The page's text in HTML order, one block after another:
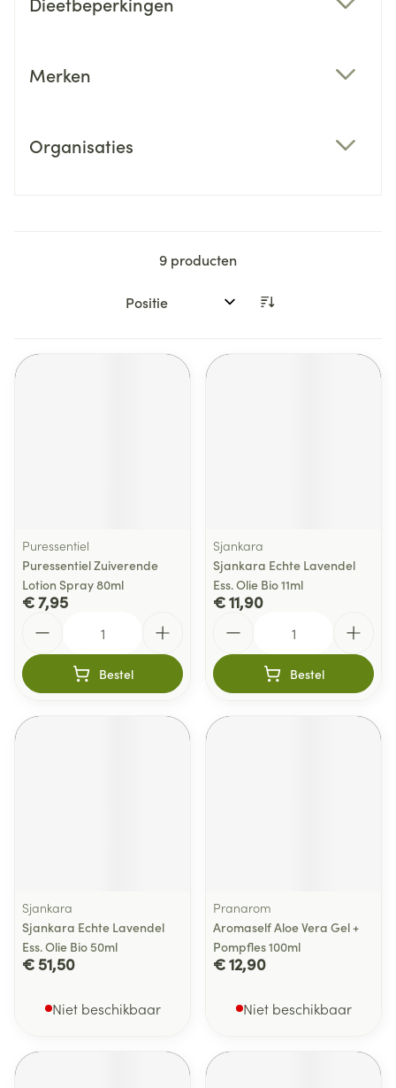
Merken
Organisaties
9 producten
Sorteer op:
Puressentiel
Puressentiel Zuiverende
Lotion Spray 80ml
€ 7,95
Bestel
Sjankara
Sjankara Echte Lavendel
Ess. Olie Bio 11ml
€ 11,90
Bestel
Sjankara
Sjankara Echte Lavendel
Ess. Olie Bio 50ml
€ 51,50
Niet beschikbaar
Pranarom
Aromaself Aloe Vera Gel +
Pompfles 100ml
€ 12,90
Niet beschikbaar